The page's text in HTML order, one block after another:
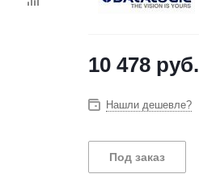
10 478 руб.
Нашли дешевле?
Под заказ